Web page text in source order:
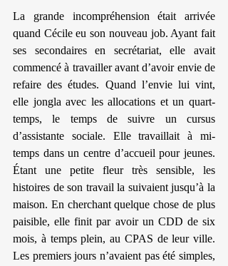
La grande incompréhension était arrivée
quand Cécile eu son nouveau job. Ayant fait
ses secondaires en secrétariat, elle avait
commencé à travailler avant d’avoir envie de
refaire des études. Quand l’envie lui vint,
elle jongla avec les allocations et un quart-
temps, le temps de suivre un cursus
d’assistante sociale. Elle travaillait à mi-
temps dans un centre d’accueil pour jeunes.
Étant une petite fleur très sensible, les
histoires de son travail la suivaient jusqu’à la
maison. En cherchant quelque chose de plus
paisible, elle finit par avoir un CDD de six
mois, à temps plein, au CPAS de leur ville.
Les premiers jours n’avaient pas été simples,